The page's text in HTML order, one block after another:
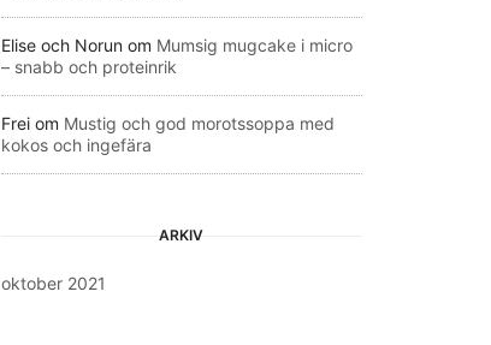
Elise och Norun om Mumsig mugcake i micro
– snabb och proteinrik
Frei om Mustig och god morotssoppa med
kokos och ingefära
ARKIV
oktober 2021